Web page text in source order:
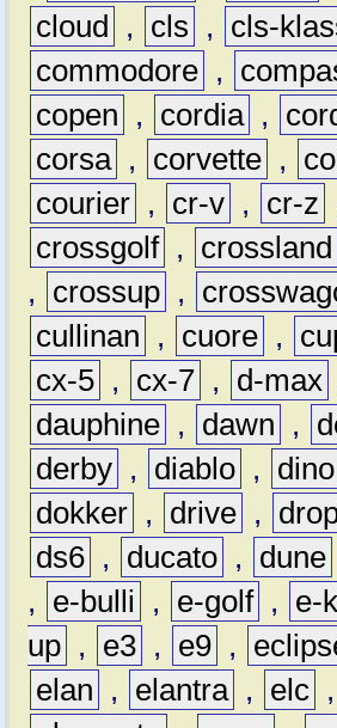
cloud
, cls , cls-
commodore ,
copen
, cordia ,
corsa , corvette ,
courier , cr-v , cr-z
crossgolf , crossland
,
crossup ,
cullinan
, cuore ,
cx-5 , cx-7 , d-max
dauphine , dawn ,
derby , diablo , dino
dokker , drive ,
ds6 , ducato , dune
,
e-bulli , e-golf , e-
up , e3 , e9 ,
elan
, elantra , elc ,